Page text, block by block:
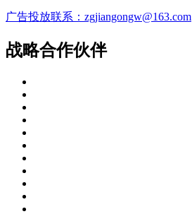
广告投放联系：zgjiangongw@163.com
战略合作伙伴